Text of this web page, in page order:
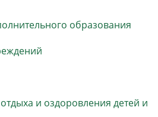
образования
и оздоровления детей и